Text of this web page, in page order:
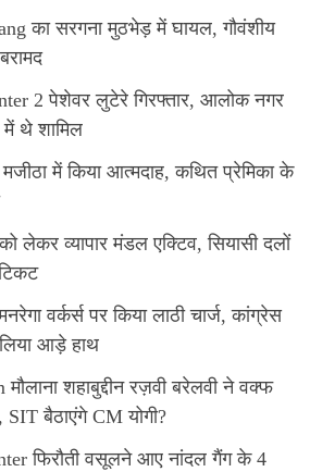
का सरगना मुठभेड़ में घायल, गौवंशीय
2 पेशेवर लुटेरे गिरफ्तार, आलोक नगर
थे शामिल
में किया आत्मदाह, कथित प्रेमिका के
लेकर व्यापार मंडल एक्टिव, सियासी दलों
टिकट
वर्कर्स पर किया लाठी चार्ज, कांग्रेस
आड़े हाथ
शहाबुद्दीन रज़वी बरेलवी ने वक्फ
SIT बैठाएंगे CM योगी?
फिरौती वसूलने आए नांदल गैंग के 4